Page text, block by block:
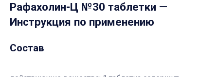
Рафахолин-Ц №30 таблетки —
Инструкция по применению
Состав